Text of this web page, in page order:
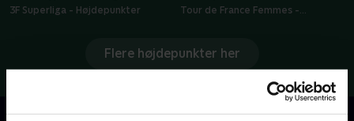
3F Superliga - Højdepunkter
Tour de France Femmes -
Flere højdepunkter her